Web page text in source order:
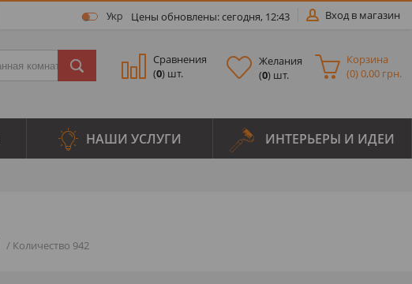
Цены обновлены: сегодня, 12:43 Вход в магазин
Укр
Сравнения
(0) шт.
Желания
(0) шт.
Корзина
(0)0,00 грн.
НАШИ УСЛУГИ ИНТЕРЬЕРЫ И ИДЕИ